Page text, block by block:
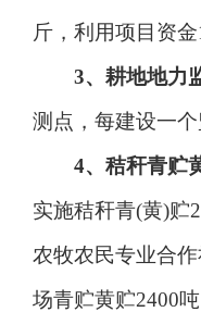
斤，利用项目资
3、 耕地地力
测点，每建设一
4、 秸秆青贮
实施秸秆青(黄)贮
农牧农民专业合
场青贮黄贮2400